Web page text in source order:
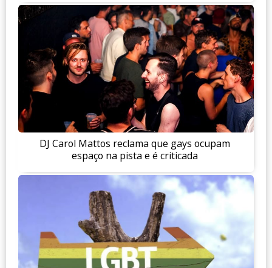
DJ Carol Mattos reclama que gays ocupam
espaço na pista e é criticada